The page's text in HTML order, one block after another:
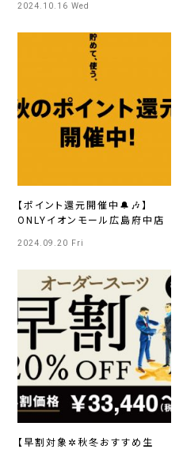
2024.10.16 Wed
【ポイント還元開催中🔔🎶】
ONLYイオンモール広島府中店
2024.09.20 Fri
【早割対象✲秋冬おすすめ生